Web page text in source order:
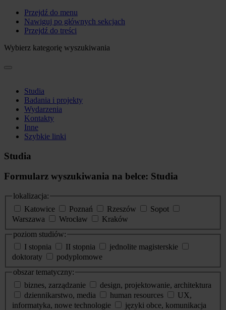
Przejdź do menu
Nawiguj po głównych sekcjach
Przejdź do treści
Wybierz kategorię wyszukiwania
Studia
Badania i projekty
Wydarzenia
Kontakty
Inne
Szybkie linki
Studia
Formularz wyszukiwania na belce: Studia
lokalizacja:
Katowice
Poznań Rzeszów
Sopot
Warszawa
Wrocław
Kraków
poziom studiów:
I stopnia
II stopnia
jednolite magisterskie
doktoraty
podyplomowe
obszar tematyczny:
biznes, zarządzanie
design, projektowanie, architektura
dziennikarstwo, media
human resources
UX,
informatyka, nowe technologie
języki obce, komunikacja